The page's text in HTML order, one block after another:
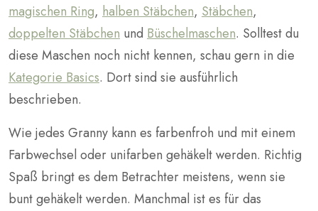
magischen Ring, halben Stäbchen, Stäbchen,
doppelten Stäbchen und Büschelmaschen. Solltest du
diese Maschen noch nicht kennen, schau gern in die
Kategorie Basics. Dort sind sie ausführlich
beschrieben.
Wie jedes Granny kann es farbenfroh und mit einem
Farbwechsel oder unifarben gehäkelt werden. Richtig
Spaß bringt es dem Betrachter meistens, wenn sie
bunt gehäkelt werden. Manchmal ist es für das